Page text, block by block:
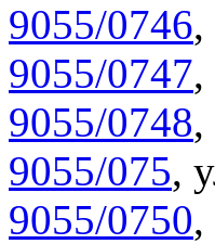
9055/0746,
9055/0747,
9055/0748,
9055/075,
9055/0750,